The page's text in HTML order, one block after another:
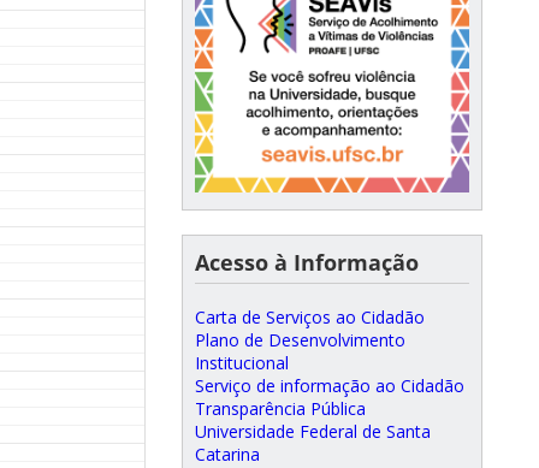
Acesso à Informação
Carta de Serviços ao Cidadão
Plano de Desenvolvimento
Institucional
Serviço de informação ao Cidadão
Transparência Pública
Universidade Federal de Santa
Catarina